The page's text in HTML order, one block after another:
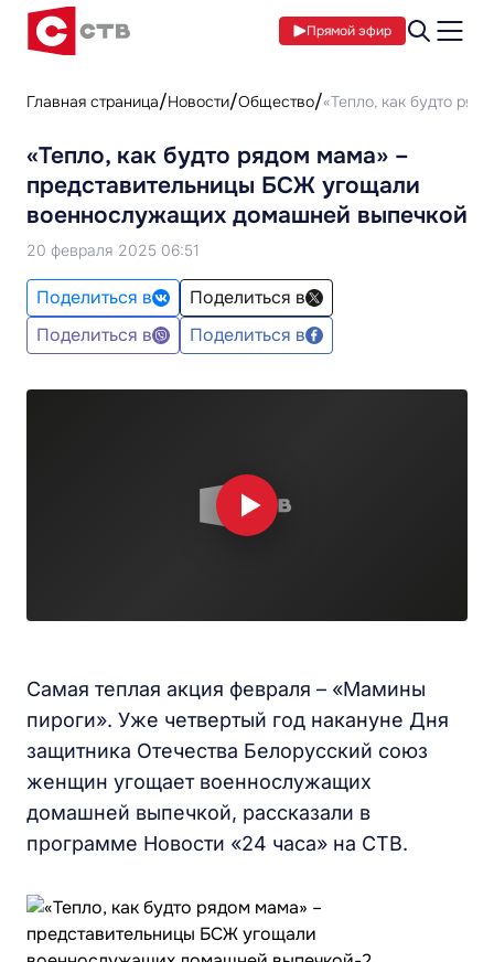
Прямой эфир
Главная страница Новости Общество «Тепло, как будто
«Тепло, как будто рядом мама» –
представительницы БСЖ угощали
военнослужащих домашней выпечкой
20 февраля 2025 06:51
Поделиться в
Поделиться в
Поделиться в
Поделиться в
Самая теплая акция февраля – «Мамины
пироги». Уже четвертый год накануне Дня
защитника Отечества Белорусский союз
женщин угощает военнослужащих
домашней выпечкой, рассказали в
программе Новости «24 часа» на СТВ.